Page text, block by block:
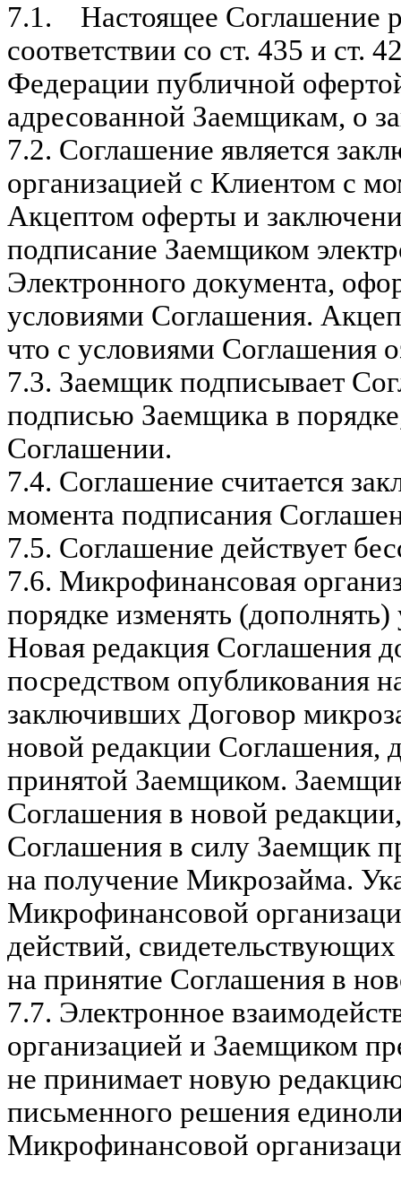
7.1. Настоящее Соглашение
соответствии со ст. 435 и ст.
Федерации публичной
адресованной Заемщикам, о
7.2. Соглашение является
организацией с Клиентом с
Акцептом оферты и
подписание Заемщиком
Электронного документа,
условиями Соглашения.
что с условиями Соглашения
7.3. Заемщик подписывает
подписью Заемщика в
Соглашении.
7.4. Соглашение считается
момента подписания
7.5. Соглашение действует
7.6. Микрофинансовая
порядке изменять
Новая редакция Соглашения
посредством опубликования
заключивших Договор
новой редакции Соглашения,
принятой Заемщиком.
Соглашения в новой
Соглашения в силу Заемщик
на получение Микрозайма.
Микрофинансовой
действий,
на принятие Соглашения в
7.7. Электронное
организацией и Заемщиком
не принимает новую
письменного решения
Микрофинансовой